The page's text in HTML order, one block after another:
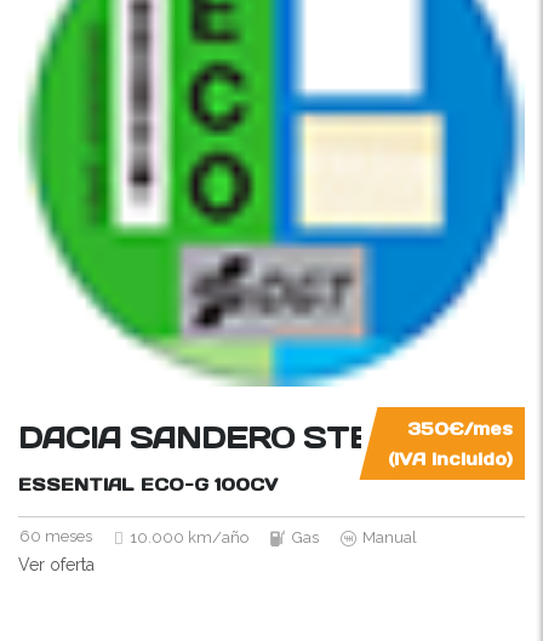
350€/mes
(IVA incluido)
DACIA SANDERO STEPWAY
ESSENTIAL ECO-G 100CV
60 meses 10.000 km/año Gas Manual
Ver oferta